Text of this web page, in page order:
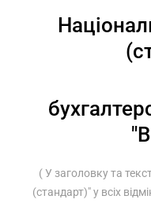
( У заголовку та
(стандарт)" у всіх